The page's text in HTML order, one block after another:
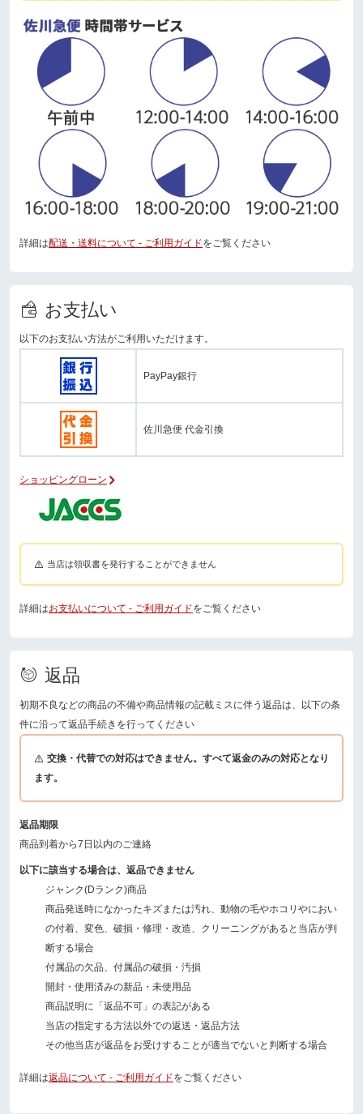
詳細は配送・送料について - ご利用ガイドをご覧ください
お支払い
以下のお支払い方法がご利用いただけます。
PayPay銀行
佐川急便 代金引換
ショッピングローン
当店は領収書を発行することができません
詳細はお支払いについて - ご利用ガイドをご覧ください
返品
初期不良などの商品の不備や商品情報の記載ミスに伴う返品は、以下の条
件に沿って返品手続きを行ってください
交換・代替での対応はできません。すべて返金のみの対応となり
ます。
返品期限
商品到着から7日以内のご連絡
以下に該当する場合は、返品できません
ジャンク(Dランク)商品
商品発送時になかったキズまたは汚れ、動物の毛やホコリやにおい
の付着、変色、破損・修理・改造、クリーニングがあると当店が判
断する場合
付属品の欠品、付属品の破損・汚損
開封・使用済みの新品・未使用品
商品説明に「返品不可」の表記がある
当店の指定する方法以外での返送・返品方法
その他当店が返品をお受けすることが適当でないと判断する場合
詳細は返品について - ご利用ガイドをご覧ください